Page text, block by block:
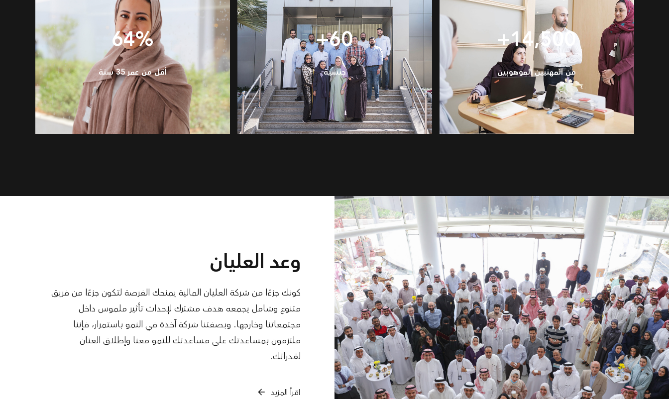
14,500+
من المهنيين الموهوبين
60+
جنسية
64%
أقل من عمر 35 سنة
وعد العليان
كونك جزءًا من شركة العليان المالية يمنحك الفرصة لتكون جزءًا من فريق
متنوع وشامل يجمعه هدف مشترك لإحداث تأثير ملموس داخل
مجتمعاتنا وخارجها. وبصفتنا شركة آخذة في النمو باستمرار، فإننا
ملتزمون بمساعدتك على مساعدتك للنمو معنا وإطلاق العنان
لقدراتك.
اقرأ المزيد